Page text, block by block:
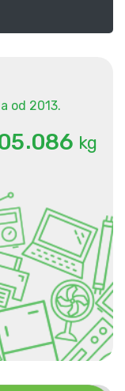
od 2013.
5.086 kg